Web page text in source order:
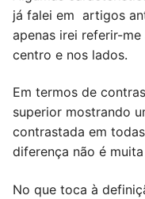
já falei em artigos
apenas irei referir-
centro e nos lados.
Em termos de
superior mostrando
contrastada em
diferença não é
No que toca à